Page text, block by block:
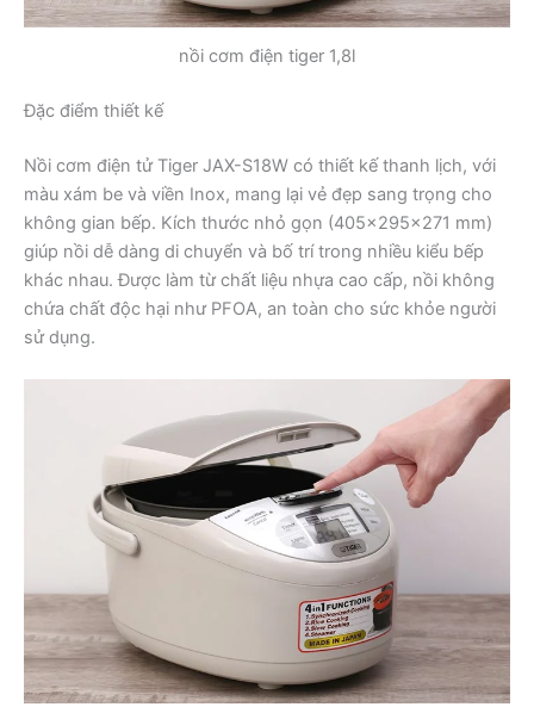
nồi cơm điện tiger 1,8l
Đặc điểm thiết kế
Nồi cơm điện tử Tiger JAX-S18W có thiết kế thanh lịch, với
màu xám be và viền Inox, mang lại vẻ đẹp sang trọng cho
không gian bếp. Kích thước nhỏ gọn (405x295x271 mm)
giúp nồi dễ dàng di chuyển và bố trí trong nhiều kiểu bếp
khác nhau. Được làm từ chất liệu nhựa cao cấp, nồi không
chứa chất độc hại như PFOA, an toàn cho sức khỏe người
sử dụng.